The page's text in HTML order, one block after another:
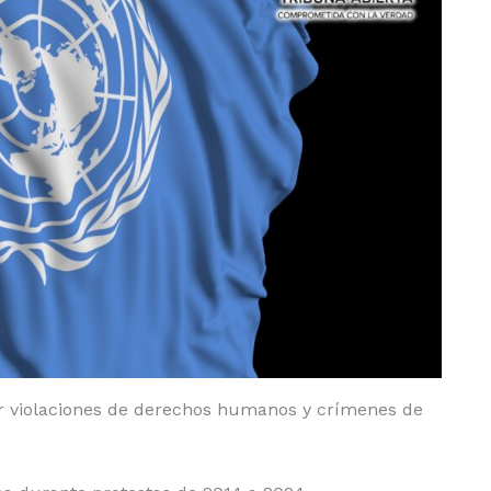
violaciones de derechos humanos y crímenes de